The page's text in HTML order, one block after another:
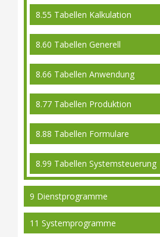
8.55 Tabellen Kalkulation
8.60 Tabellen Generell
8.66 Tabellen Anwendung
8.77 Tabellen Produktion
8.88 Tabellen Formulare
8.99 Tabellen Systemsteuerung
9 Dienstprogramme
11 Systemprogramme